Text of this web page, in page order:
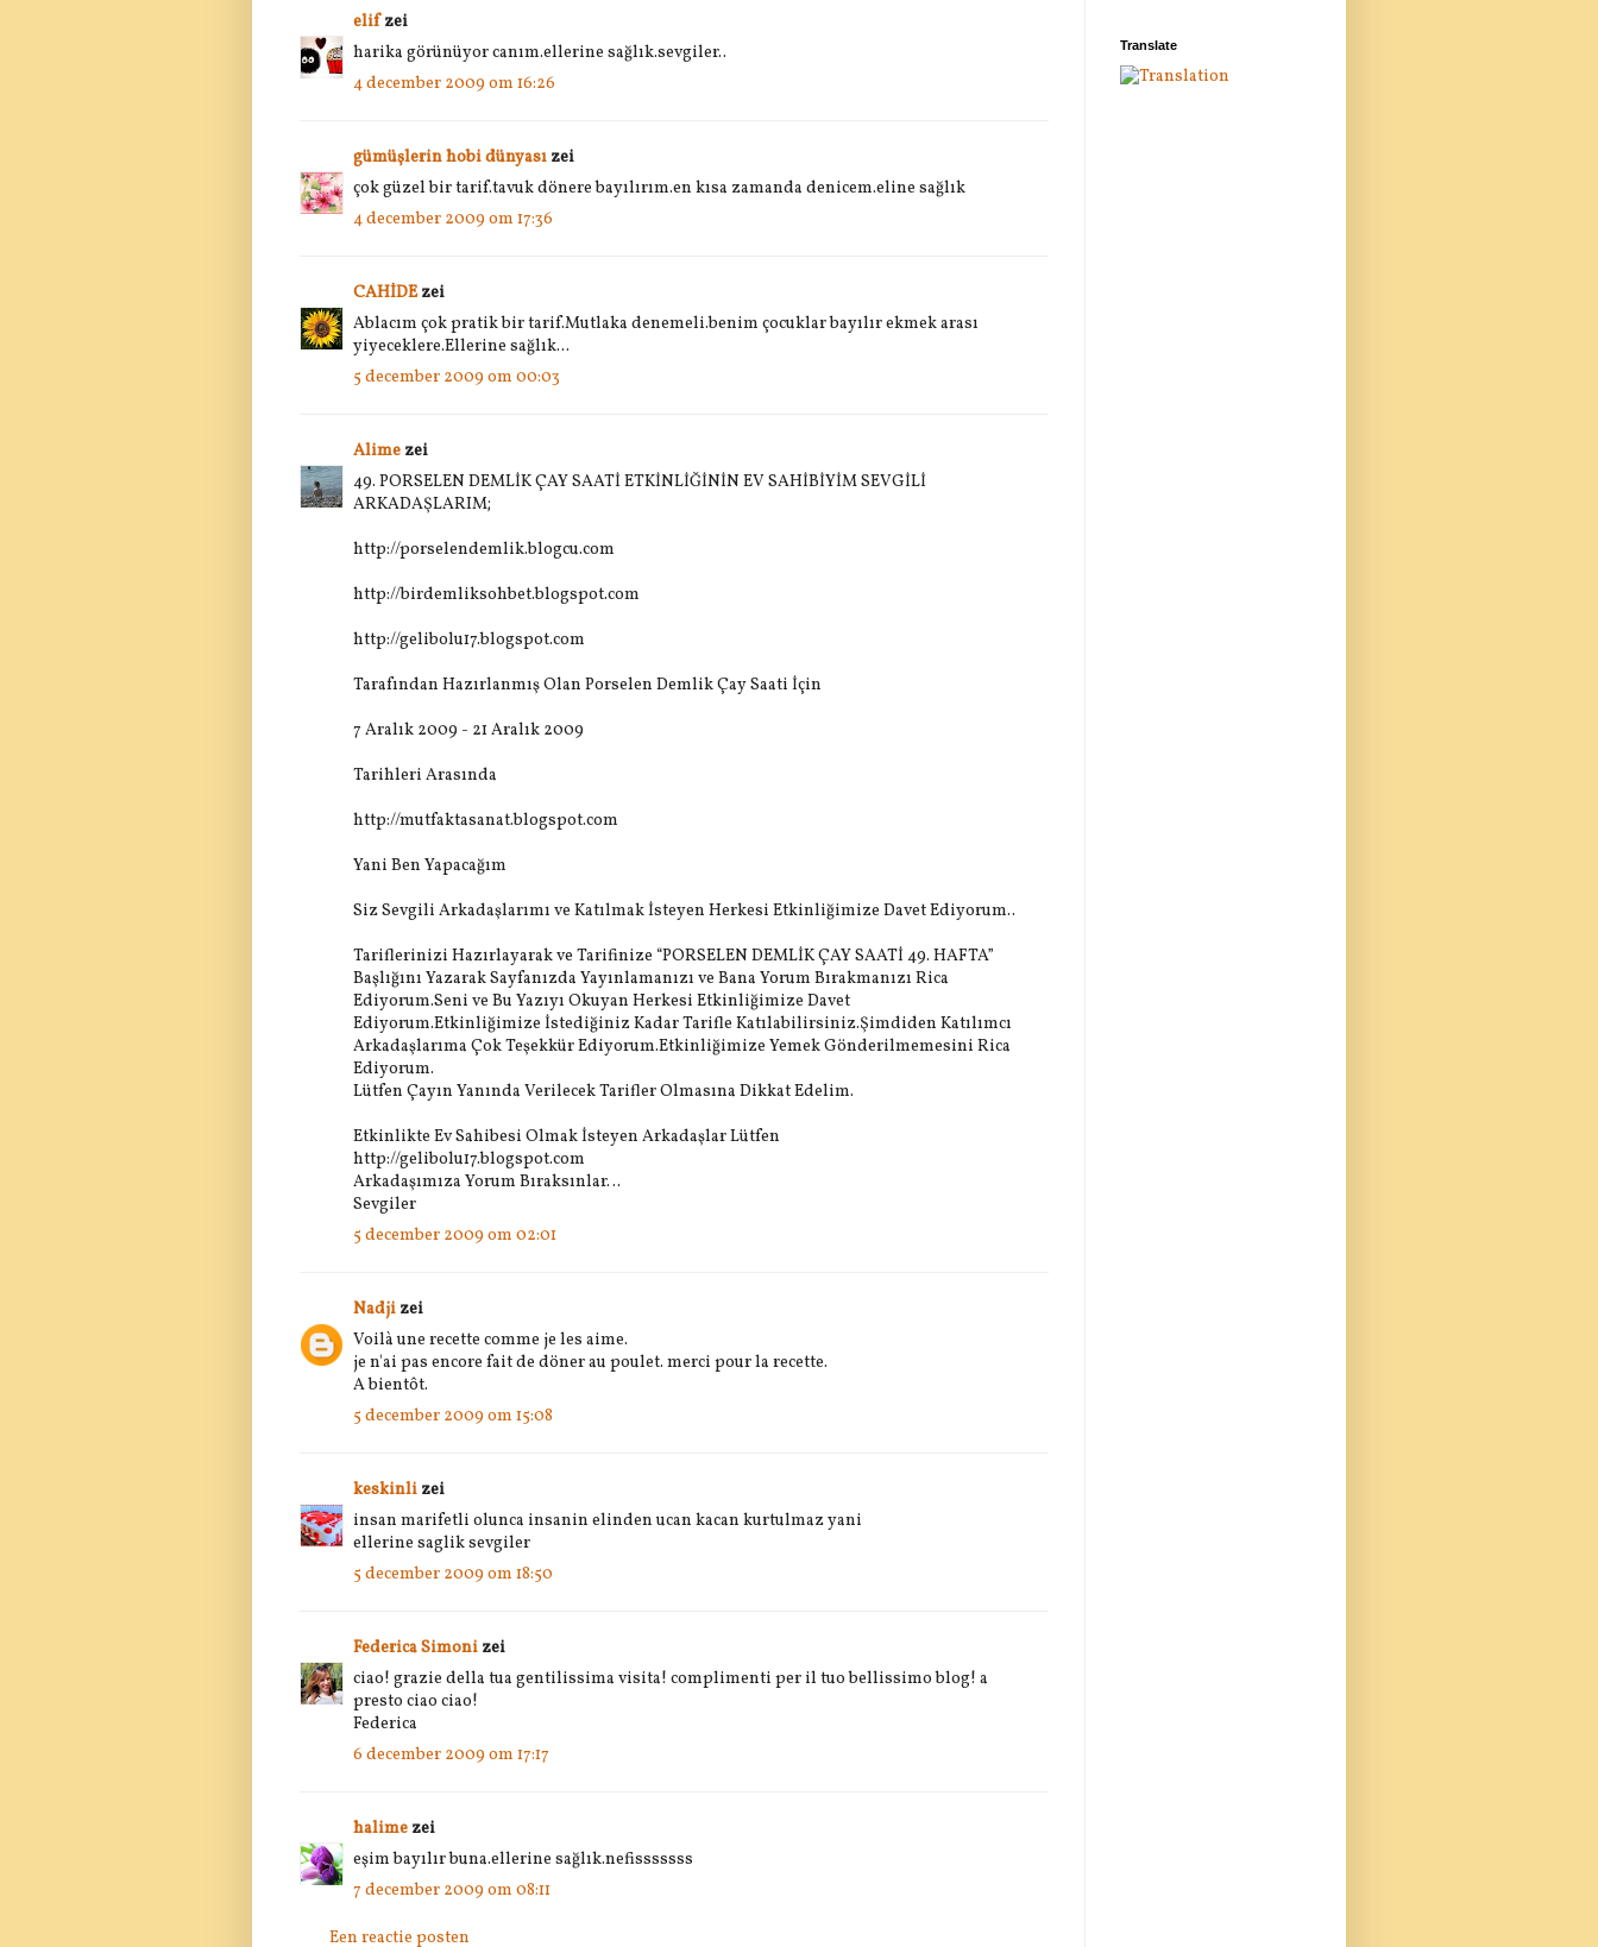
elifzei
harika görünüyor canım.ellerine sağlık.sevgiler..
4 december 2009 om 16:26
gümüşlerin hobi dünyası zei
çok güzel bir tarif.tavuk dönere bayılırım.en kısa zamanda denicem.eline sağlık
4 december 2009 om 17:36
CAHİDEzei
Ablacım çok pratik bir tarif.Mutlaka denemeli.benim çocuklar bayılır ekmek arası
yiyeceklere.Ellerine sağlık...
5 december 2009 om 00:03
Alime zei
49. PORSELEN DEMLİK ÇAY SAATİ ETKİNLİĞİNİN EV SAHİBİYİM SEVGİLİ
ARKADAŞLARIM;
http://porselendemlik.blogcu.com
http://birdemliksohbet.blogspot.com
http://gelibolu17.blogspot.com
Tarafından Hazırlanmış Olan Porselen Demlik Çay Saati İçin
7 Aralık 2009 - 21 Aralık 2009
Tarihleri Arasında
http://mutfaktasanat.blogspot.com
Yani Ben Yapacağım
Siz Sevgili Arkadaşlarımı ve Katılmak İsteyen Herkesi Etkinliğimize Davet Ediyorum..
Tariflerinizi Hazırlayarak ve Tarifinize “PORSELEN DEMLİK ÇAY SAATİ 49. HAFTA”
Başlığını Yazarak Sayfanızda Yayınlamanızı ve Bana Yorum Bırakmanızı Rica
Ediyorum.Seni ve Bu Yazıyı Okuyan Herkesi Etkinliğimize Davet
Ediyorum.Etkinliğimize İstediğiniz Kadar Tarifle Katılabilirsiniz.Şimdiden Katılımcı
Arkadaşlarıma Çok Teşekkür Ediyorum.Etkinliğimize Yemek Gönderilmemesini Rica
Ediyorum.
Lütfen Çayın Yanında Verilecek Tarifler Olmasına Dikkat Edelim.
Etkinlikte Ev Sahibesi Olmak İsteyen Arkadaşlar Lütfen
http://gelibolu17.blogspot.com
Arkadaşımıza Yorum Bıraksınlar…
Sevgiler
5 december 2009 om 02:01
Nadji zei
Voilà une recette comme je les aime.
je n'ai pas encore fait de döner au poulet. merci pour la recette.
A bientôt.
5 december 2009 om 15:08
keskinli zei
insan marifetli olunca insanin elinden ucan kacan kurtulmaz yani
ellerine saglik sevgiler
5 december 2009 om 18:50
Federica Simoni zei
ciao! grazie della tua gentilissima visita! complimenti per il tuo bellissimo blog! a
presto ciao ciao!
Federica
6 december 2009 om 17:17
halime zei
eşim bayılır buna.ellerine sağlık.nefisssssss
7 december 2009 om 08:11
Een reactie posten
Translate